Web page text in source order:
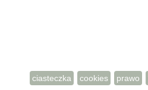
ciasteczka cookies prawo